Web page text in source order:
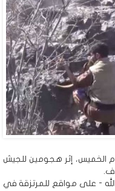
الخميس، إثر هجومين للجيش
- على مواقع للمرتزقة في